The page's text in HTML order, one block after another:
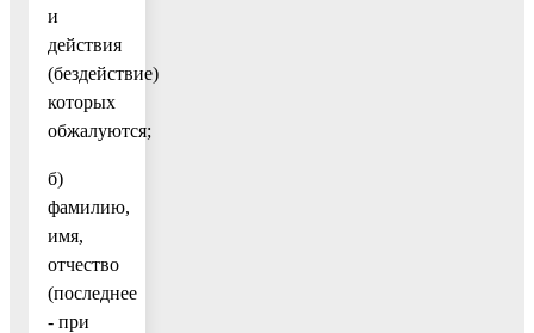
и
действия
(бездействие)
которых
обжалуются;
б)
фамилию,
имя,
отчество
(последнее
- при